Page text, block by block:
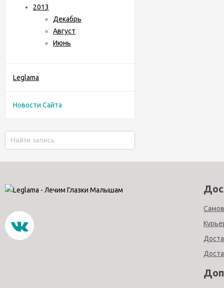
2013
Декабрь
Август
Июнь
Leglama
Новости Сайта